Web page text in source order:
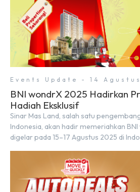
Events Update - 14
BNI wondrX 2025 Hadirkan
Hadiah Eksklusif
Sinar Mas Land, salah satu
Indonesia, akan hadir memeriahkan
digelar pada 15–17 Agustus 2025 di
Land. Partisipasi ini menjadi wujud
dalam memberikan kemudahan dan
para pencari hunian […]